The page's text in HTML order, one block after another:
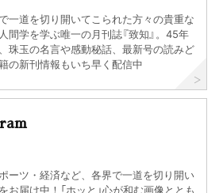
一道を切り開いてこられた方々の貴重な
間学を学ぶ唯一の月刊誌『致知』。45年
珠玉の名言や感動秘話、最新号の読みど
の新刊情報もいち早く配信中
ーツ・経済など、各界で一道を切り開い
届け中！「ホッと」心が和む画像ととも